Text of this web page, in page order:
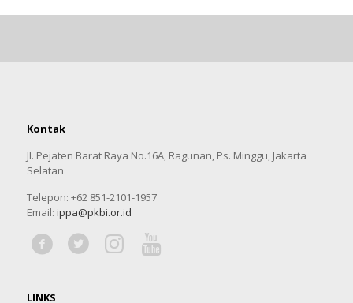
Kontak
Jl. Pejaten Barat Raya No.16A, Ragunan, Ps. Minggu, Jakarta
Selatan
Telepon: +62 851-2101-1957
Email: ippa@pkbi.or.id
LINKS